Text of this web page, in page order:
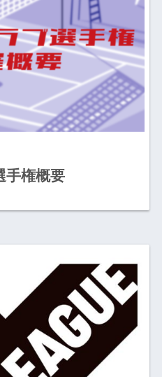
手権概要